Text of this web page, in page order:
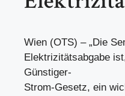
Wien (OTS) – „Die
Elektrizitätsabgabe
Günstiger-
Strom-Gesetz, ein